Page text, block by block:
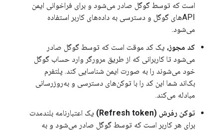
است که توسط گوگل صادر می‌شود و برای فراخوانی ایمن
APIهای گوگل و دسترسی به داده‌های کاربر استفاده
می‌شود.
کد مجوز، یک کد موقت است که توسط گوگل صادر
می‌شود تا کاربرانی که از طریق مرورگر وارد حساب گوگل
خود می‌شوند را به صورت ایمن شناسایی کند. پلتفرم
بک‌اند شما این کد را با توکن‌های دسترسی و به‌روزرسانی
مبادله می‌کند.
توکن رفرش (Refresh token)
یک اعتبارنامه بلندمدت
برای هر کاربر است که توسط گوگل صادر می‌شود و به